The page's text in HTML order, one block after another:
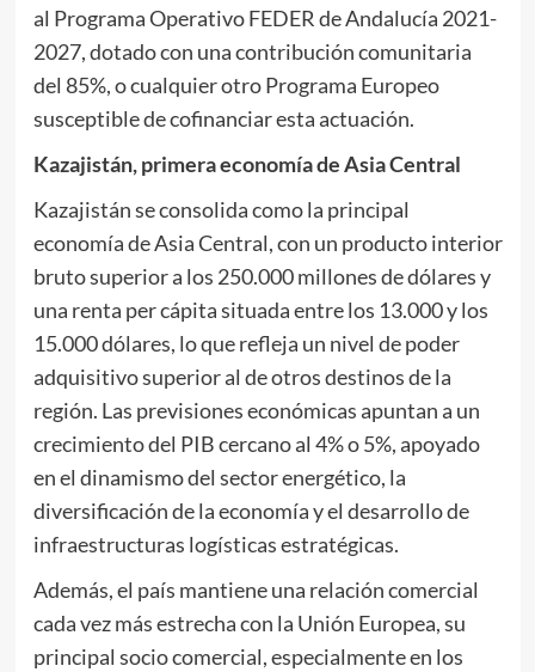
al Programa Operativo FEDER de Andalucía 2021-
2027, dotado con una contribución comunitaria
del 85%, o cualquier otro Programa Europeo
susceptible de cofinanciar esta actuación.
Kazajistán, primera economía de Asia Central
Kazajistán se consolida como la principal
economía de Asia Central, con un producto interior
bruto superior a los 250.000 millones de dólares y
una renta per cápita situada entre los 13.000 y los
15.000 dólares, lo que refleja un nivel de poder
adquisitivo superior al de otros destinos de la
región. Las previsiones económicas apuntan a un
crecimiento del PIB cercano al 4% o 5%, apoyado
en el dinamismo del sector energético, la
diversificación de la economía y el desarrollo de
infraestructuras logísticas estratégicas.
Además, el país mantiene una relación comercial
cada vez más estrecha con la Unión Europea, su
principal socio comercial, especialmente en los